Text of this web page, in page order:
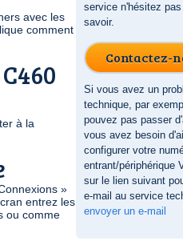
service n'hésitez
savoir.
Contactez-
Si vous avez un
technique, par
pouvez pas passer
vous avez besoin
configurer votre
entrant/périphérique
sur le lien suivant
e-mail au service
envoyer un e-mail
avec les
comment
à la
»
entrez les
ou comme